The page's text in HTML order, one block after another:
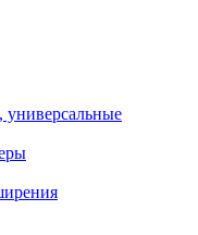
универсальные